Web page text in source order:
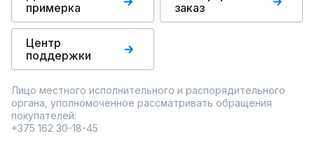
примерка
заказ
Центр
поддержки
Лицо местного исполнительного и распорядительного
органа, уполномоченное рассматривать обращения
покупателей:
+375 162 30-18-45